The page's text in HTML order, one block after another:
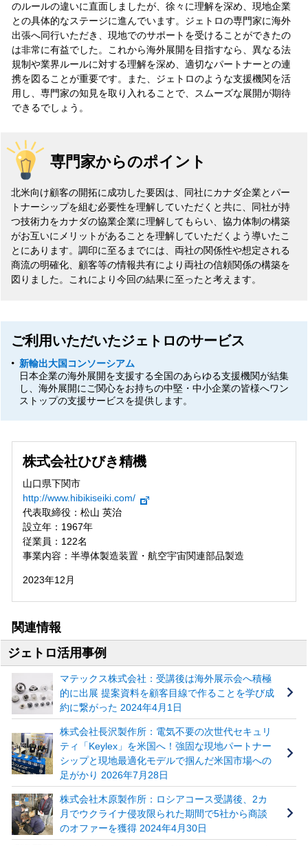
のルールの違いに直面しましたが、徐々に理解を深め、現地企業
との具体的なステージに進んでいます。ジェトロの専門家に海外
出張へ同行いただき、現地でのサポートを受けることができたの
は非常に有益でした。これから海外展開を目指すなら、異なる法
規制や業界ルールに対する理解を深め、適切なパートナーとの連
携を図ることが重要です。また、ジェトロのような支援機関を活
用し、専門家の知見を取り入れることで、スムーズな展開が期待
できるでしょう。
専門家からのポイント
北米向け顧客の開拓に成功した要因は、同社にカナダ企業とパー
トナーシップを組む必要性を理解していただくと共に、同社が持
つ技術力をカナダの協業企業に理解してもらい、協力体制の構築
がお互いにメリットがあることを理解していただくよう導いたこ
とにあります。調印に至るまでには、両社の関係性や想定される
商流の明確化、顧客等の情報共有により両社の信頼関係の構築を
図りました。これにより今回の結果に至ったと考えます。
ご利用いただいたジェトロのサービス
新輸出大国コンソーシアム
日本企業の海外展開を支援する全国のあらゆる支援機関が結集
し、海外展開にご関心をお持ちの中堅・中小企業の皆様へワン
ストップの支援サービスを提供します。
株式会社ひびき精機
山口県下関市
http://www.hibikiseiki.com/
代表取締役：松山 英治
設立年：1967年
従業員：122名
事業内容：半導体製造装置・航空宇宙関連部品製造
2023年12月
関連情報
ジェトロ活用事例
マテックス株式会社：受講後は海外展示会へ積極
的に出展 提案資料を顧客目線で作ることを学び成
約に繋がった 2024年4月1日
株式会社長沢製作所：電気不要の次世代セキュリ
ティ「Keylex」を米国へ！強固な現地パートナー
シップと現地最適化モデルで掴んだ米国市場への
足がかり 2026年7月28日
株式会社木原製作所：ロシアコース受講後、2カ
月でウクライナ侵攻限られた期間で5社から商談
のオファーを獲得 2024年4月30日